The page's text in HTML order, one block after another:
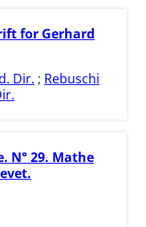
for Gerhard
Dir. ; Rebuschi
N° 29. Mathe